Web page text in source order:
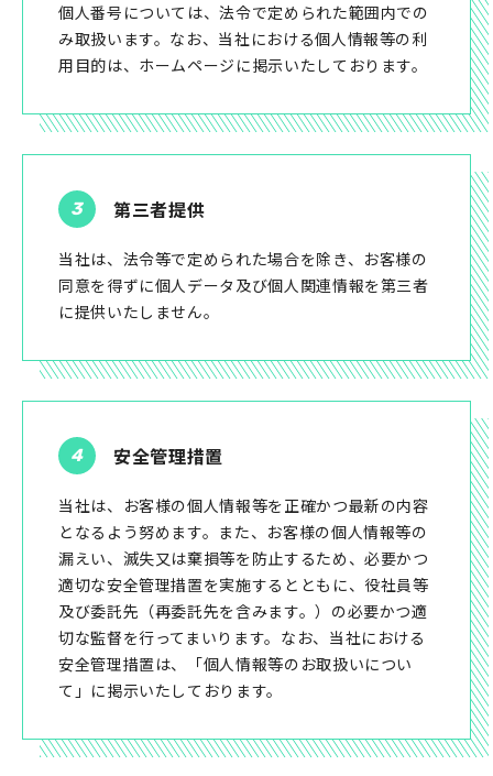
個人番号については、法令で定められた範囲内での
み取扱います。なお、当社における個人情報等の利
用目的は、ホームページに掲示いたしております。
第三者提供
当社は、法令等で定められた場合を除き、お客様の
同意を得ずに個人データ及び個人関連情報を第三者
に提供いたしません。
安全管理措置
当社は、お客様の個人情報等を正確かつ最新の内容
となるよう努めます。また、お客様の個人情報等の
漏えい、滅失又は棄損等を防止するため、必要かつ
適切な安全管理措置を実施するとともに、役社員等
及び委託先（再委託先を含みます。）の必要かつ適
切な監督を行ってまいります。なお、当社における
安全管理措置は、「個人情報等のお取扱いについ
て」に掲示いたしております。